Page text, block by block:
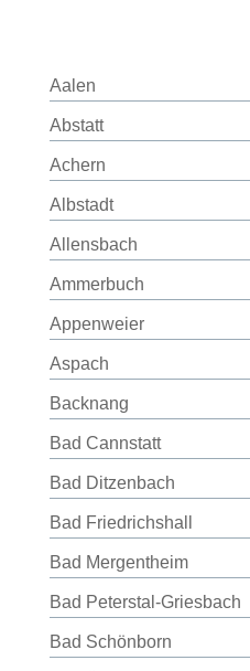
Aalen
Abstatt
Achern
Albstadt
Allensbach
Ammerbuch
Appenweier
Aspach
Backnang
Bad Cannstatt
Bad Ditzenbach
Bad Friedrichshall
Bad Mergentheim
Bad Peterstal-Griesbach
Bad Schönborn